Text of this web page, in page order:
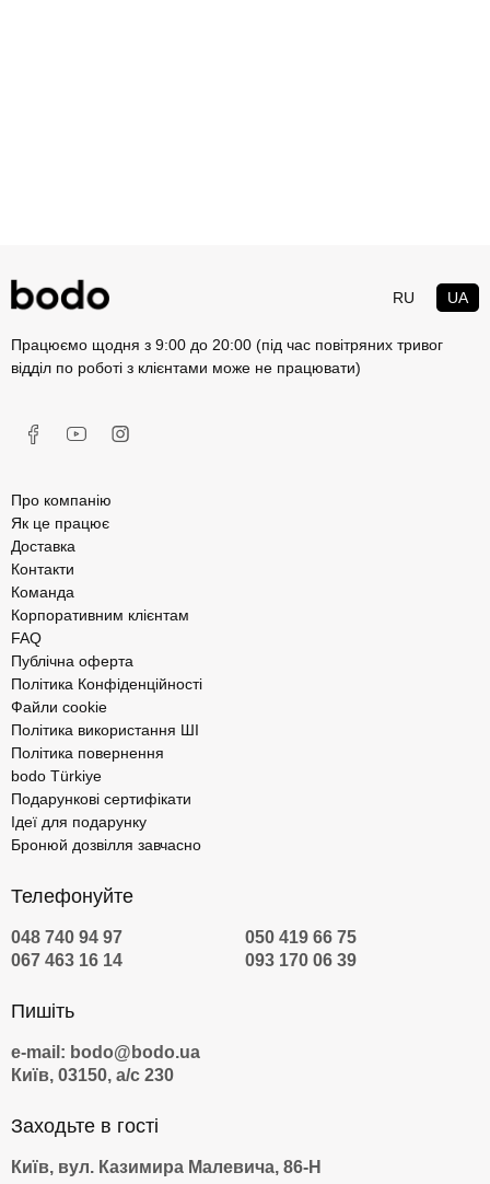
RU UA
Працюємо щодня з 9:00 до 20:00 (під час повітряних тривог
відділ по роботі з клієнтами може не працювати)
Про компанію
Як це працює
Доставка
Контакти
Команда
Корпоративним клієнтам
FAQ
Публічна оферта
Політика Конфіденційності
Файли cookie
Політика використання ШІ
Політика повернення
bodo Türkiye
Подарункові сертифікати
Ідеї для подарунку
Бронюй дозвілля завчасно
Телефонуйте
048 740 94 97
050 419 66 75
067 463 16 14
093 170 06 39
Пишіть
e-mail: bodo@bodo.ua
Київ, 03150, а/с 230
Заходьте в гості
Київ, вул. Казимира Малевича, 86-Н